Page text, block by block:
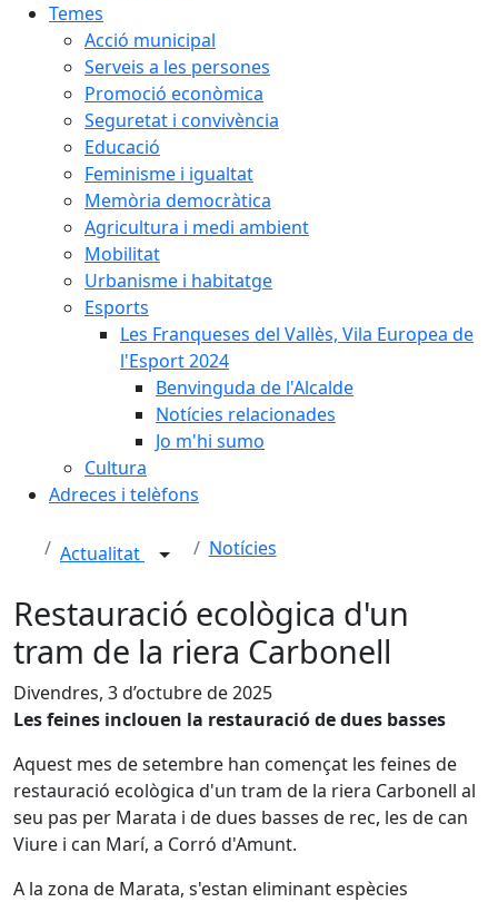
Temes
Acció municipal
Serveis a les persones
Promoció econòmica
Seguretat i convivència
Educació
Feminisme i igualtat
Memòria democràtica
Agricultura i medi ambient
Mobilitat
Urbanisme i habitatge
Esports
Les Franqueses del Vallès, Vila Europea de
l'Esport 2024
Benvinguda de l'Alcalde
Notícies relacionades
Jo m'hi sumo
Cultura
Adreces i telèfons
Actualitat Notícies
Restauració ecològica d'un
tram de la riera Carbonell
Divendres, 3 d’octubre de 2025
Les feines inclouen la restauració de dues basses
Aquest mes de setembre han començat les feines de
restauració ecològica d'un tram de la riera Carbonell al
seu pas per Marata i de dues basses de rec, les de can
Viure i can Marí, a Corró d'Amunt.
A la zona de Marata, s'estan eliminant espècies